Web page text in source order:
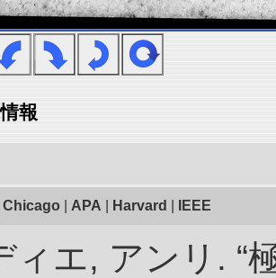
報
Chicago APA Harvard IEEE
ィエ, アンリ. “